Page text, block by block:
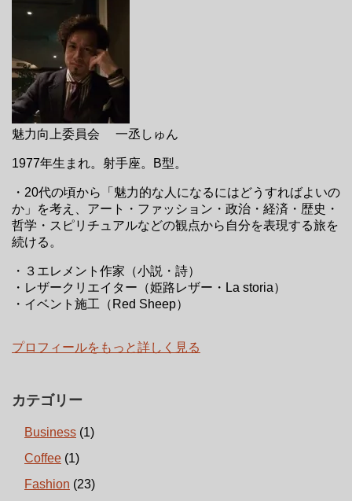
魅力向上委員会 一丞しゅん
1977年生まれ。射手座。B型。
・20代の頃から「魅力的な人になるにはどうすればよいの
か」を考え、アート・ファッション・政治・経済・歴史・
哲学・スピリチュアルなどの観点から自分を表現する旅を
続ける。
・３エレメント作家（小説・詩）
・レザークリエイター（姫路レザー・La storia）
・イベント施工（Red Sheep）
プロフィールをもっと詳しく見る
カテゴリー
Business (1)
Coffee (1)
Fashion (23)